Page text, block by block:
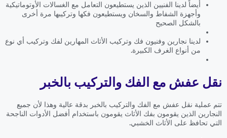
أيضاً لدينا الفنيين الذين يستطيعون التعامل مع الغسالات الأوتوماتيكية
وأجهزة الشفاط والسخان ويستطيعون فكها وتركيبها مرة أخرى
بالشكل الصحيح
لدينا نجارين وفنيون فك وتركيب الأثاث المهارين لفك وتركيب أي نوع
من أنواع الغرف الكبيرة.
نقل عفش مع الفك والتركيب بالخبر
تتم عملية نقل عفش مع الفك والتركيب بالخبر بدقة عالية وهذا لأن جميع
النجارين الذين يقومون بفك الأثاث يقومون باستخدام أفضل الأدوات الناجحة
التي تحافظ على الأثاث الخشبي.